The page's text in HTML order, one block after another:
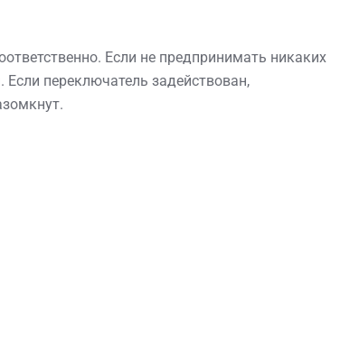
Если не предпринимать никаких
Если переключатель задействован,